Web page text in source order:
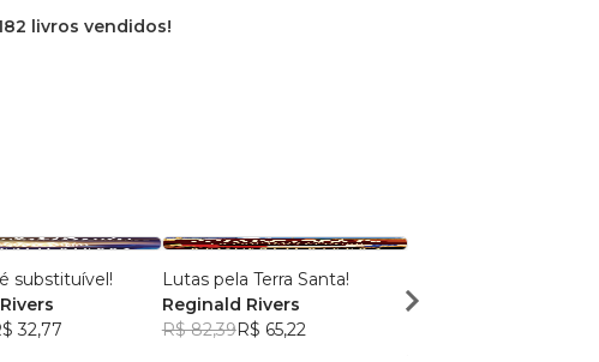
livros vendidos!
substituível!
32,77
Lutas pela Terra Santa!
Reginald Rivers
R$ 82,39R$ 65,22
Dinheiro!